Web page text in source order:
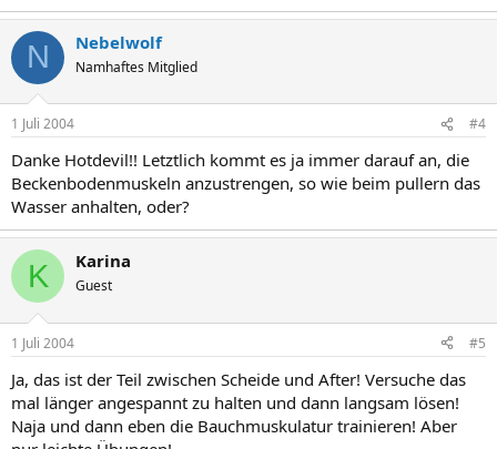
N Nebelwolf
Namhaftes Mitglied
1 Juli 2004 #4
Danke Hotdevil!! Letztlich kommt es ja immer darauf an, die
Beckenbodenmuskeln anzustrengen, so wie beim pullern das
Wasser anhalten, oder?
K Karina
Guest
1 Juli 2004 #5
Ja, das ist der Teil zwischen Scheide und After! Versuche das
mal länger angespannt zu halten und dann langsam lösen!
Naja und dann eben die Bauchmuskulatur trainieren! Aber